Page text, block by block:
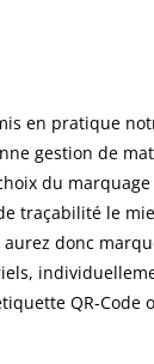
en pratique
gestion de
du
traçabilité le
donc
QR-Code